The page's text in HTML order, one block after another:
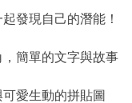
發現自己的潛能！
，簡單的文字與故事
愛生動的拼貼圖